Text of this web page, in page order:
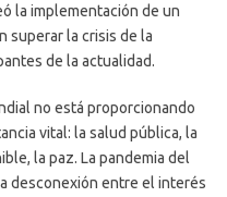
la implementación de un
superar la crisis de la
de la actualidad.
no está proporcionando
vital: la salud pública, la
la paz. La pandemia del
desconexión entre el interés